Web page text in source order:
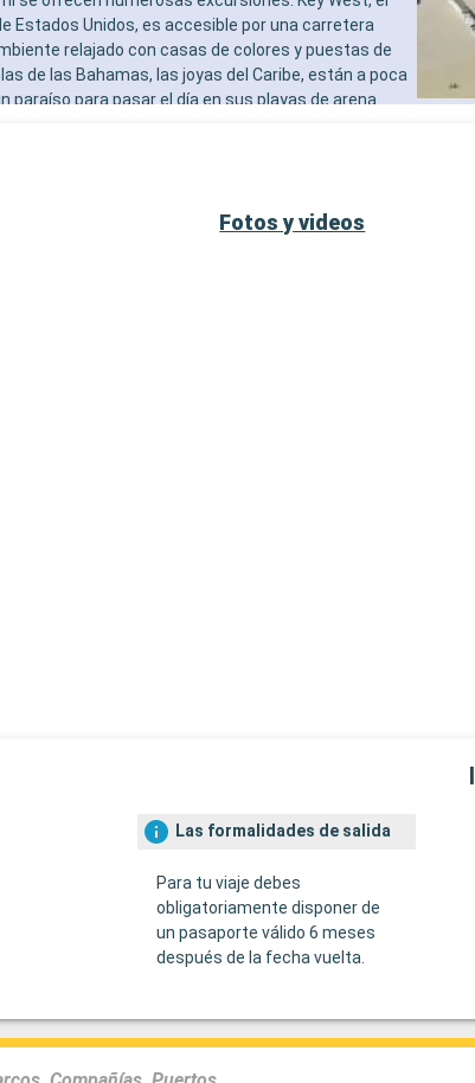
Estados Unidos, es accesible por una carretera
relajado con casas de colores y puestas de
de las Bahamas, las joyas del Caribe, están a poca
paraíso para pasar el día en sus playas de arena
Fotos y videos
Las formalidades de salida
Para tu viaje debes
obligatoriamente disponer de
un pasaporte válido 6 meses
después de la fecha vuelta.